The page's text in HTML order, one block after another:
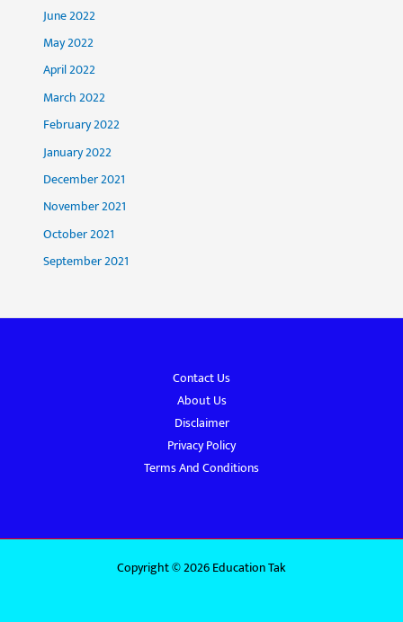
June 2022
May 2022
April 2022
March 2022
February 2022
January 2022
December 2021
November 2021
October 2021
September 2021
Contact Us
About Us
Disclaimer
Privacy Policy
Terms And Conditions
Copyright © 2026 Education Tak